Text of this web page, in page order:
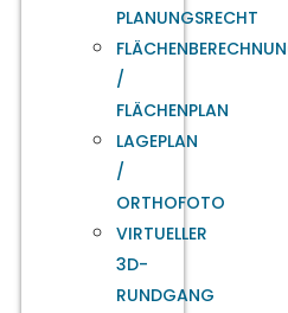
PLANUNGSRECHT
/
FLÄCHENPLAN
LAGEPLAN
/
ORTHOFOTO
VIRTUELLER
3D-
RUNDGANG